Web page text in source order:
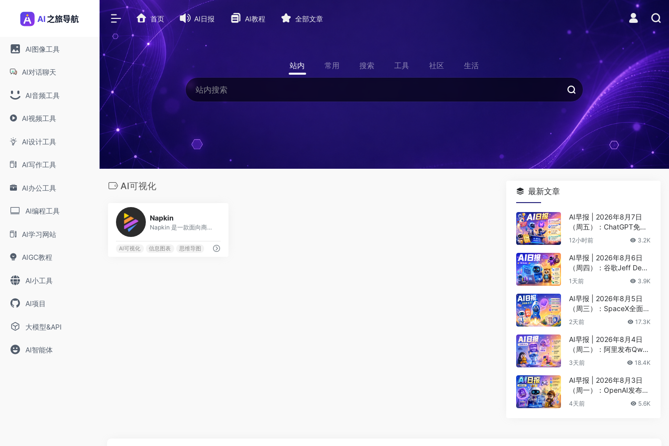
AI图像工具
AI对话聊天
AI音频工具
AI视频工具
AI设计工具
AI写作工具
AI办公工具
AI编程工具
AI学习网站
AIGC教程
AI小工具
AI项目
大模型&API
AI智能体
首页 AI日报 AI教程 全部文章
站内 常用 搜索 工具 社区 生活
AI可视化
Napkin
Napkin 是一款面向商业用户的 AI 视觉内容生成工具，核心功能是将文字内容自动转化为专业的信息图表、流程图、思维导图和数据可视化图形。
AI可视化 信息图表 思维导图
最新文章
AI早报 | 2026年8月7日
（周五）：ChatGPT免费
版升级GPT-5.6 Luna无限
萨比斯卸任CEO
12小时前 3.2K
AI早报 | 2026年8月6日
（周四）：谷歌Jeff Dean
创办AI科学公司、Meta发
1天前 3.9K
AI早报 | 2026年8月5日
（周三）：SpaceX全面押
注英伟达布局太空AI、四
2天前 17.3K
AI早报 | 2026年8月4日
（周二）：阿里发布Qwen
3.8-Max旗舰模型、MiniM
3天前 18.4K
AI早报 | 2026年8月3日
（周一）：OpenAI发布Pr
esence、DNA证据被曝可
4天前 5.6K